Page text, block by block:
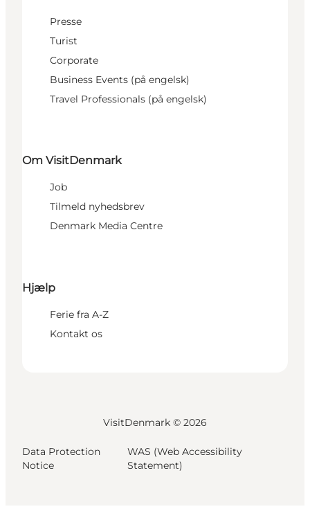
Presse
Turist
Corporate
Business Events (på engelsk)
Travel Professionals (på engelsk)
Om VisitDenmark
Job
Tilmeld nyhedsbrev
Denmark Media Centre
Hjælp
Ferie fra A-Z
Kontakt os
VisitDenmark © 2026
Data Protection
Notice
WAS (Web Accessibility
Statement)